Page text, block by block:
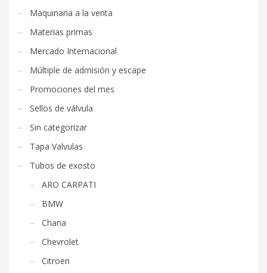
Maquinaria a la venta
Materias primas
Mercado Internacional
Múltiple de admisión y escape
Promociones del mes
Sellos de válvula
Sin categorizar
Tapa Valvulas
Tubos de exosto
ARO CARPATI
BMW
Chana
Chevrolet
Citroen